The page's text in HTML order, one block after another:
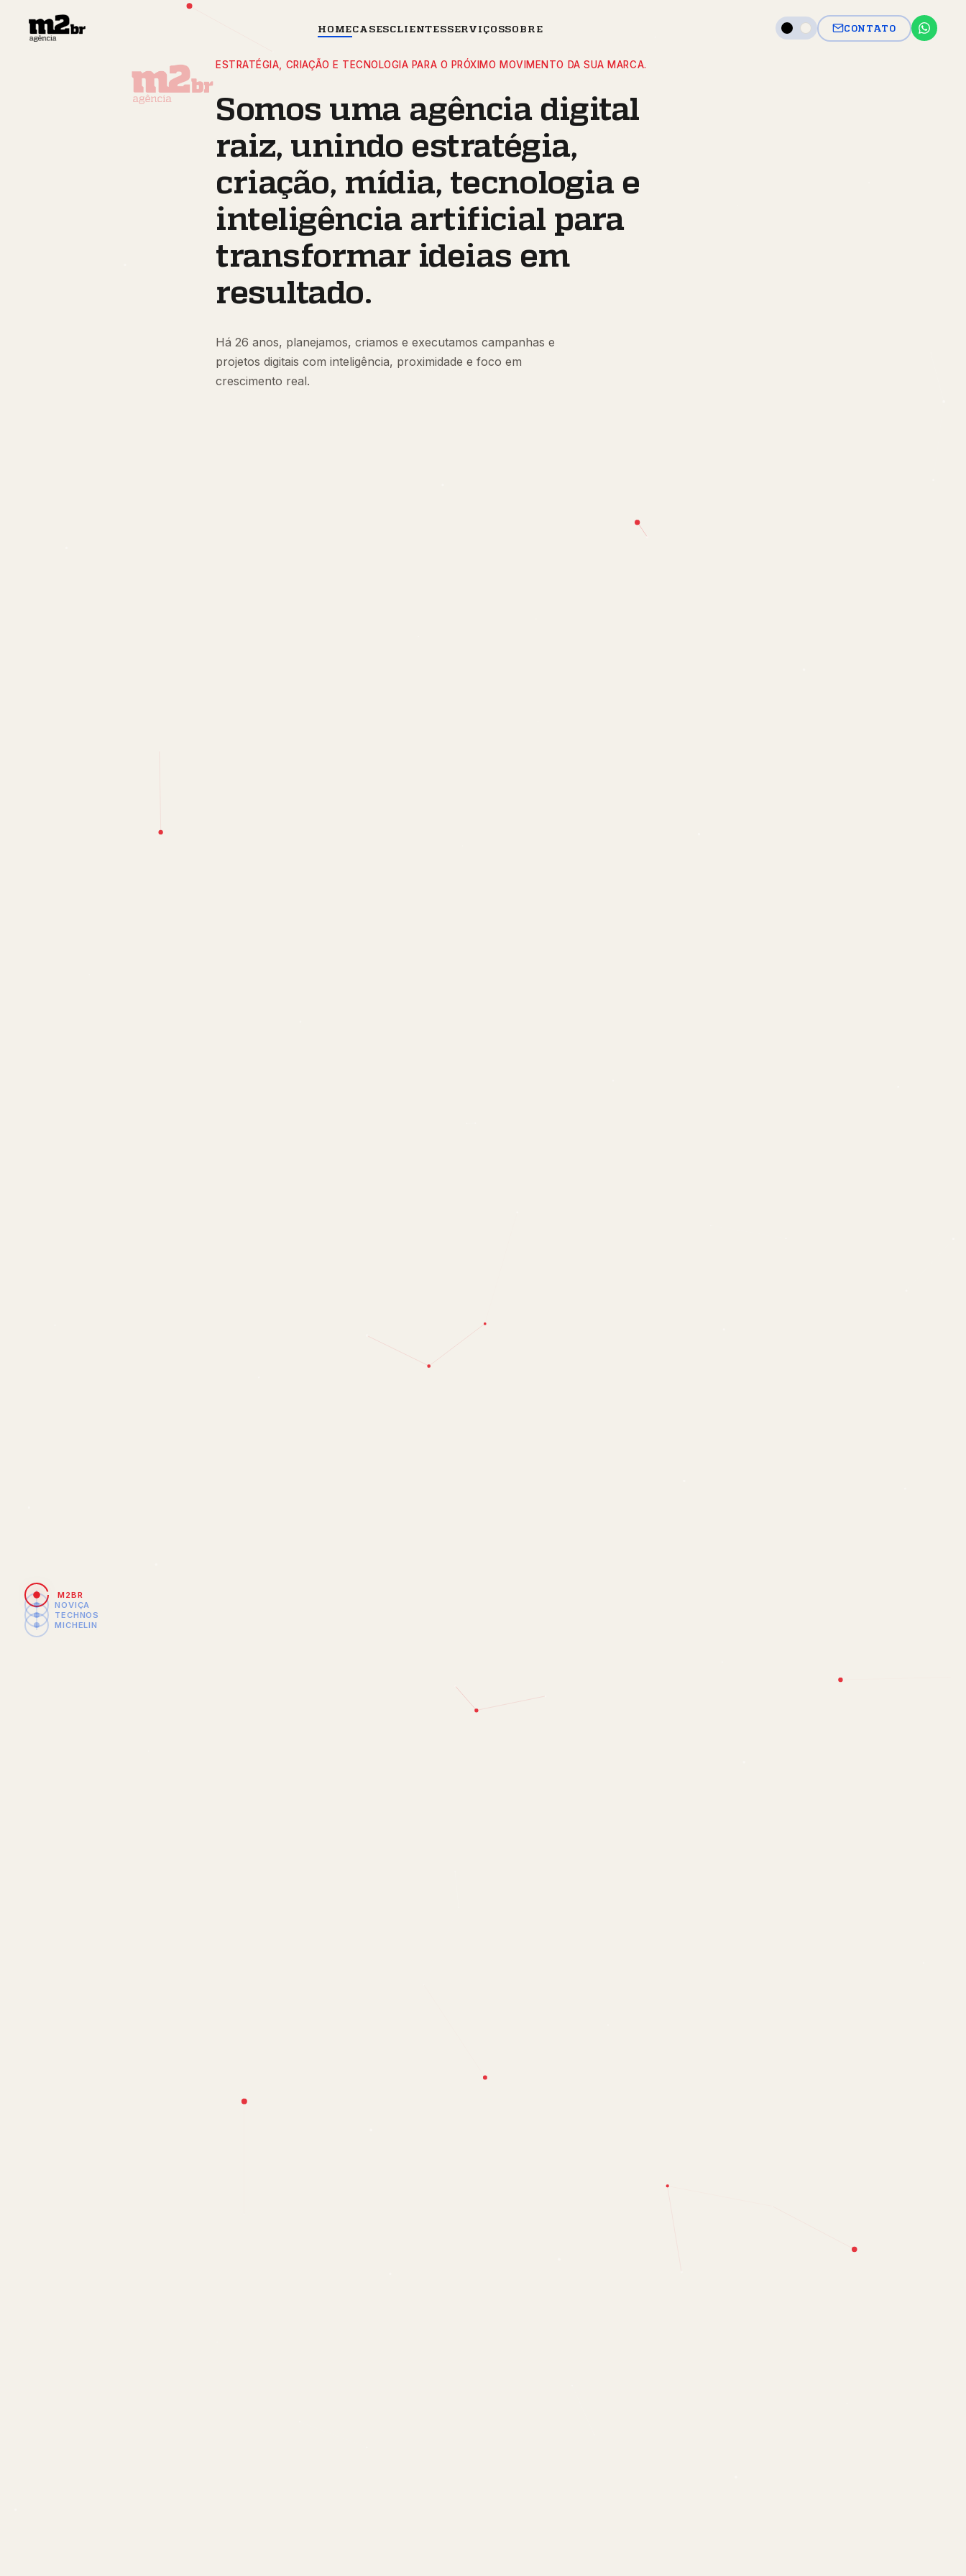
HOMECASESCLIENTESSERVIÇOSSOBRE CONTATO
Somos uma agência digital
raiz, unindo estratégia,
criação, mídia, tecnologia e
inteligência artificial para
transformar ideias em
resultado.
Há 26 anos, planejamos, criamos e executamos campanhas e
projetos digitais com inteligência, proximidade e foco em
CASE DE SUCESSO - PERFORMANCE
M2BR
NOVIÇA
TECHNOS
MICHELIN